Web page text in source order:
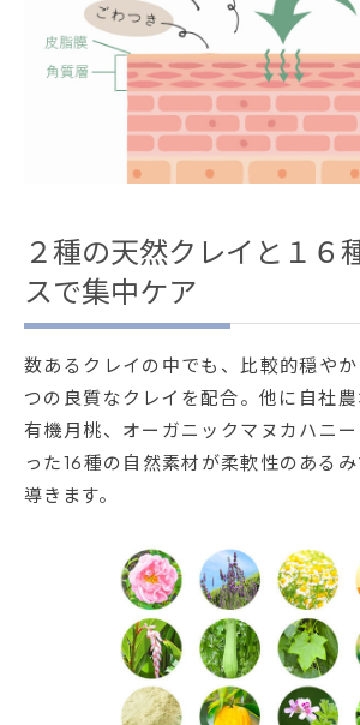
２種の天然クレイと１６
スで集中ケア
数あるクレイの中でも、比較的穏や
つの良質なクレイを配合。他に自社
有機月桃、オーガニックマヌカハニ
った16種の自然素材が柔軟性のある
導きます。